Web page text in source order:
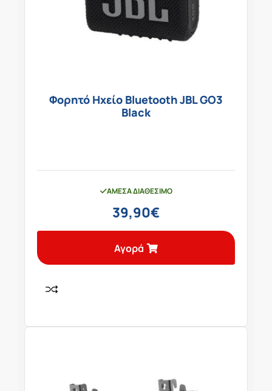
Φορητό Ηχείο Bluetooth JBL GO3
Black
ΆΜΕΣΑ ΔΙΑΘΈΣΙΜΟ
39,90€
Αγορά